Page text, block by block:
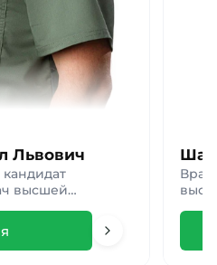
Львович
высшей
клиники
Врач